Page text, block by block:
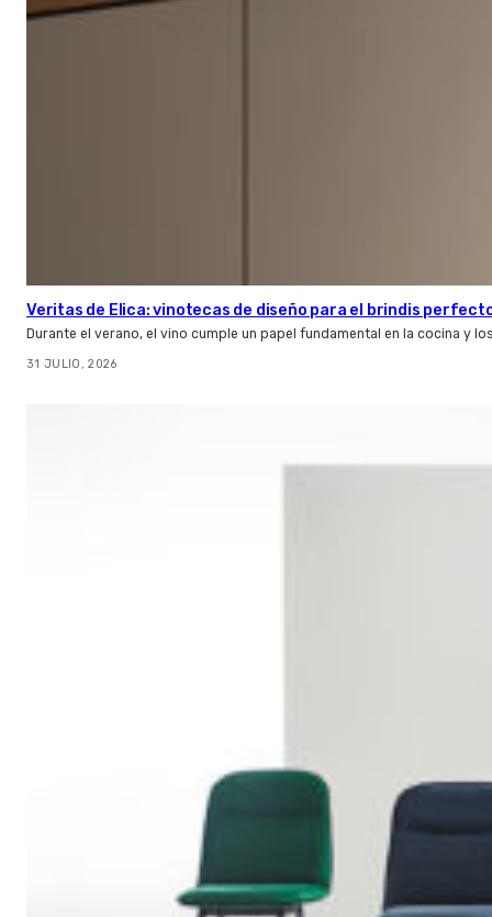
Veritas de Elica: vinotecas de diseño para el brindis
Durante el verano, el vino cumple un papel fundamental en la cocina y
31 JULIO, 2026